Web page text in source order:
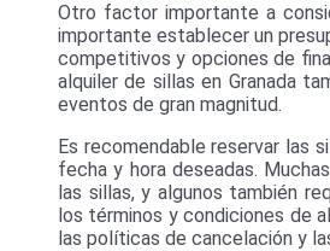
Otro factor importante a
importante establecer un
competitivos y opciones de
alquiler de sillas en Granada
eventos de gran magnitud.
Es recomendable reservar las
fecha y hora deseadas.
las sillas, y algunos también
los términos y condiciones de
las políticas de cancelación y